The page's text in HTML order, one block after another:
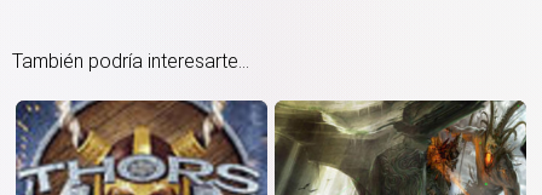
También podría interesarte...